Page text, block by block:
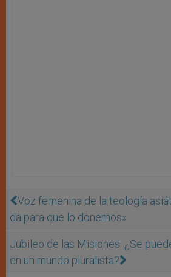
Voz femenina de la teología
da para que lo donemos»
Jubileo de las Misiones: ¿Se
en un mundo pluralista?